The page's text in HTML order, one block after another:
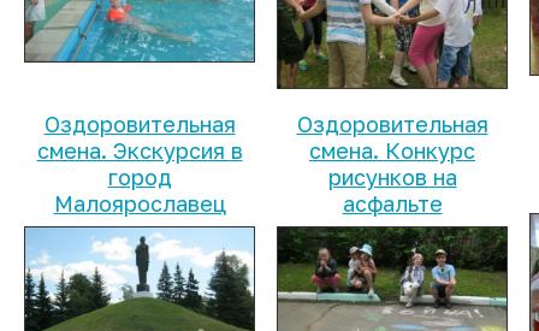
Оздоровительная
смена. Экскурсия в
город
Малоярославец
Оздоровительная
смена. Конкурс
рисунков на
асфальте